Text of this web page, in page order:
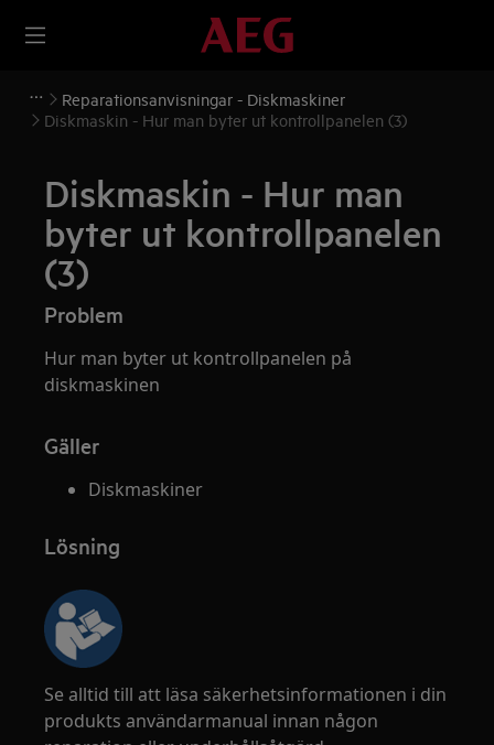
Reparationsanvisningar - Diskmaskiner
Diskmaskin - Hur man byter ut kontrollpanelen (3)
Diskmaskin - Hur man
byter ut kontrollpanelen
(3)
Problem
Hur man byter ut kontrollpanelen på
diskmaskinen
Gäller
Diskmaskiner
Lösning
Se alltid till att läsa säkerhetsinformationen i din
produkts användarmanual innan någon